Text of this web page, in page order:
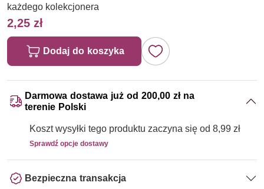
każdego kolekcjonera
2,25 zł
Dodaj do koszyka
Darmowa dostawa już od 200,00 zł na
terenie Polski
Koszt wysyłki tego produktu zaczyna się od 8,99 zł
Sprawdź opcje dostawy
Bezpieczna transakcja